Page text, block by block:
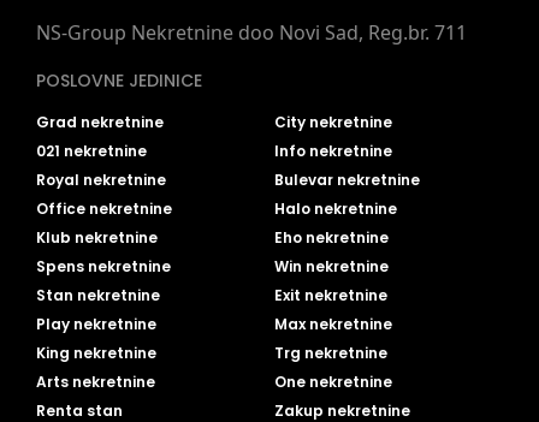
NS-Group Nekretnine doo Novi Sad, Reg.br. 711
POSLOVNE JEDINICE
Grad nekretnine
City nekretnine
021 nekretnine
Info nekretnine
Royal nekretnine
Bulevar nekretnine
Office nekretnine
Halo nekretnine
Klub nekretnine
Eho nekretnine
Spens nekretnine
Win nekretnine
Stan nekretnine
Exit nekretnine
Play nekretnine
Max nekretnine
King nekretnine
Trg nekretnine
Arts nekretnine
One nekretnine
Renta stan
Zakup nekretnine